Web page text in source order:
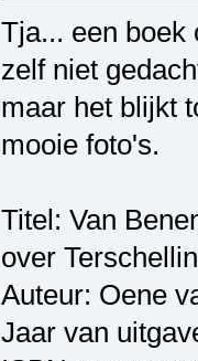
Tja... een boek
zelf niet
maar het blijkt
mooie foto's.
Titel: Van
over
Auteur: Oene
Jaar van